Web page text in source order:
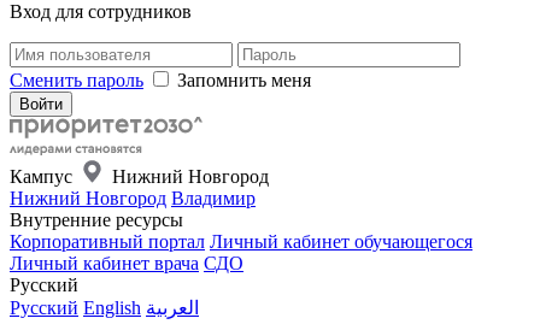
Вход для сотрудников
Сменить пароль Запомнить меня
Кампус
Нижний Новгород
Нижний Новгород Владимир
Внутренние ресурсы
Корпоративный портал Личный кабинет обучающегося
Личный кабинет врача СДО
Русский
Русский English العربية